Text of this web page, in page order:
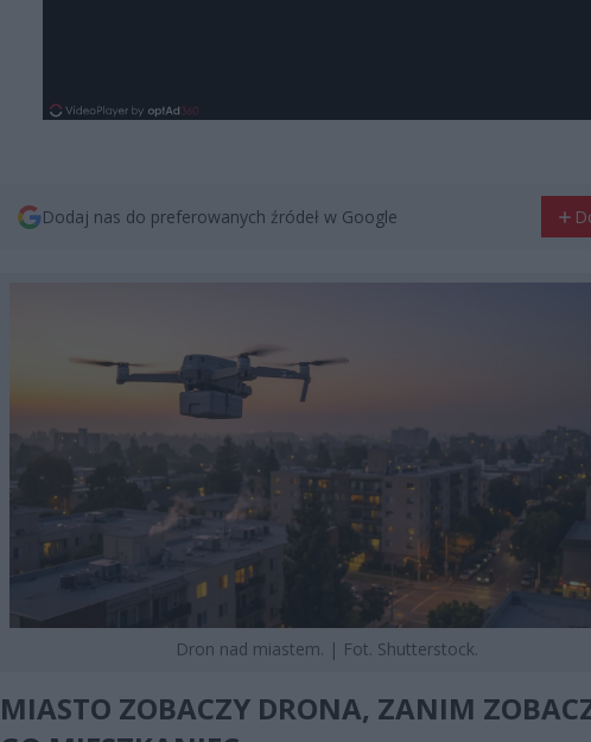
Dodaj nas do preferowanych źródeł w Google
Dron nad miastem. | Fot. Shutterstock.
MIASTO ZOBACZY DRONA, ZANIM